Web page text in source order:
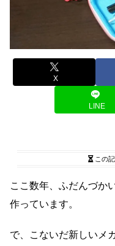
X
LINE
この
ここ数年、ふだんづか
作っています。
で、こないだ新しいメ